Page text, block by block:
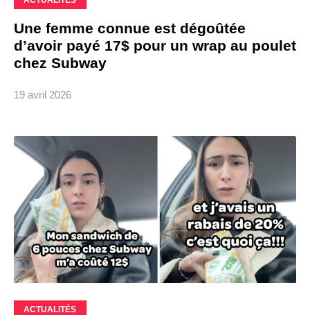
Une femme connue est dégoûtée
d’avoir payé 17$ pour un wrap au poulet
chez Subway
19 avril 2026
ACTUALITÉS